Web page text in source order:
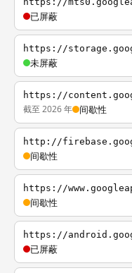
已屏蔽
https://
未屏蔽
https://
截至 2026 年 间歇性
http://
间歇性
https://
间歇性
https://
已屏蔽